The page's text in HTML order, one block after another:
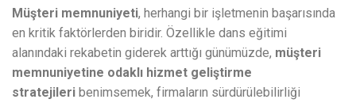
Müşteri memnuniyeti, herhangi bir işletmenin başarısında
en kritik faktörlerden biridir. Özellikle dans eğitimi
alanındaki rekabetin giderek arttığı günümüzde, müşteri
memnuniyetine odaklı hizmet geliştirme
stratejileri benimsemek, firmaların sürdürülebilirliği